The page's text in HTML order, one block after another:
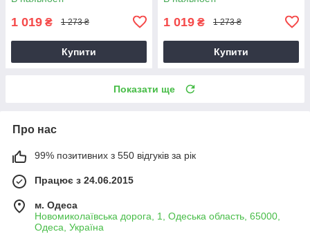
1 019 ₴ 1 273 ₴
Купити
1 019 ₴ 1 273 ₴
Купити
Показати ще
Про нас
99% позитивних з 550 відгуків за рік
Працює з 24.06.2015
м. Одеса
Новомиколаївська дорога, 1, Одеська область, 65000,
Одеса, Україна